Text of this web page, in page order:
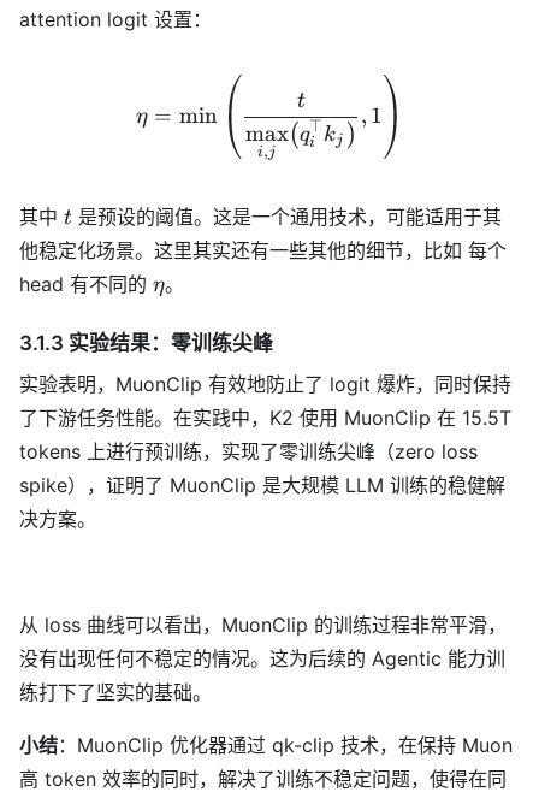
attention logit 设置：
\eta =
η = min
i,j
max(qi
⊤kj )
t
, 1
其中 t
t 是预设的阈值。这是一个通用技术，可能适用于其
他稳定化场景。这里其实还有一些其他的细节，比如 每个
head 有不同的 \eta
η。
3.1.3 实验结果：零训练尖峰
实验表明，MuonClip 有效地防止了 logit 爆炸，同时保持
了下游任务性能。在实践中，K2 使用 MuonClip 在 15.5T
tokens 上进行预训练，实现了零训练尖峰（zero loss
spike），证明了 MuonClip 是大规模 LLM 训练的稳健解
决方案。
从 loss 曲线可以看出，MuonClip 的训练过程非常平滑，
没有出现任何不稳定的情况。这为后续的 Agentic 能力训
练打下了坚实的基础。
小结：MuonClip 优化器通过 qk-clip 技术，在保持 Muon
高 token 效率的同时，解决了训练不稳定问题，使得在同